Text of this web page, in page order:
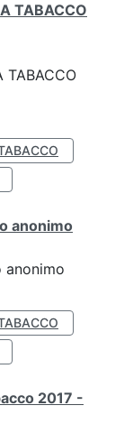
TABACCO
TABACCO
anonimo
anonimo
2017 -